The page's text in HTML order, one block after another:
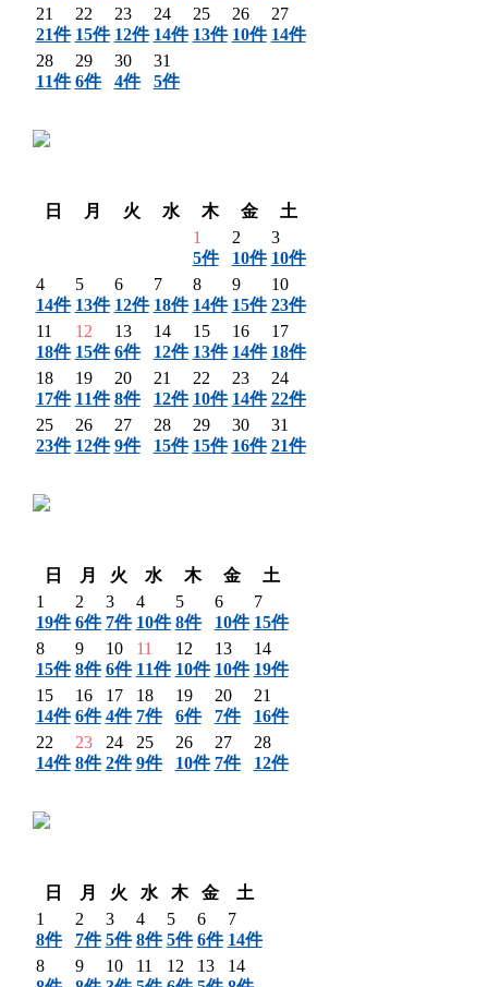
21
21件
22
15件
23
12件
24
14件
25
13件
26
10件
27
14件
28
11件
29
6件
30
4件
31
5件
日
月 火 水 木 金
土
1
5件
2
10件
3
10件
4
14件
5
13件
6
12件
7
18件
8
14件
9
15件
10
23件
11
18件
12
15件
13
6件
14
12件
15
13件
16
14件
17
18件
18
17件
19
11件
20
8件
21
12件
22
10件
23
14件
24
22件
25
23件
26
12件
27
9件
28
15件
29
15件
30
16件
31
21件
日
月 火 水 木 金
土
1
19件
2
6件
3
7件
4
10件
5
8件
6
10件
7
15件
8
15件
9
8件
10
6件
11
11件
12
10件
13
10件
14
19件
15
14件
16
6件
17
4件
18
7件
19
6件
20
7件
21
16件
22
14件
23
8件
24
2件
25
9件
26
10件
27
7件
28
12件
日
月 火 水 木 金
土
1
8件
2
7件
3
5件
4
8件
5
5件
6
6件
7
14件
8
9
10
11
12
13
14